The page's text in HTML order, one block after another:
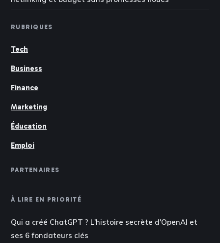
RUBRIQUES
Tech
Business
Finance
Marketing
Éducation
Emploi
PARTENAIRES
À LIRE EN PRIORITÉ
Qui a créé ChatGPT ? L'histoire secrète d'OpenAI et
ses 6 fondateurs clés